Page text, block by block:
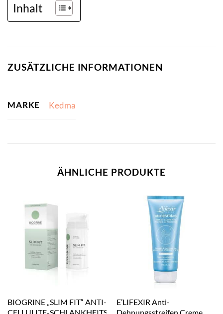
Inhalt
ZUSÄTZLICHE INFORMATIONEN
MARKE Kedma
ÄHNLICHE PRODUKTE
BIOGRINE „SLIM FIT“ ANTI-
CELLULITE-SCHLANKHEITSGEL
E’LIFEXIR Anti-
Dehnungsstreifen Creme